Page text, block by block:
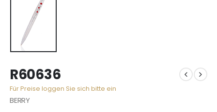
R60636
Für Preise loggen Sie sich bitte ein
BERRY